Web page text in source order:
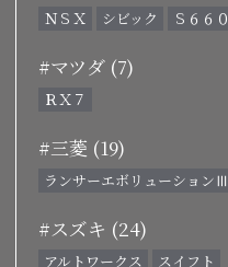
ＮＳＸ シビック Ｓ６６０
#マツダ (7)
ＲＸ７
#三菱 (19)
ランサーエボリューションⅢ
#スズキ (24)
アルトワークス スイフト